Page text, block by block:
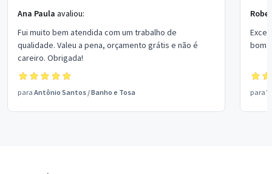
Ana Paula avaliou:
Fui muito bem atendida com um trabalho de
qualidade. Valeu a pena, orçamento grátis e não é
careiro. Obrigada!
para Antônio Santos /Banho e Tosa
bom
para